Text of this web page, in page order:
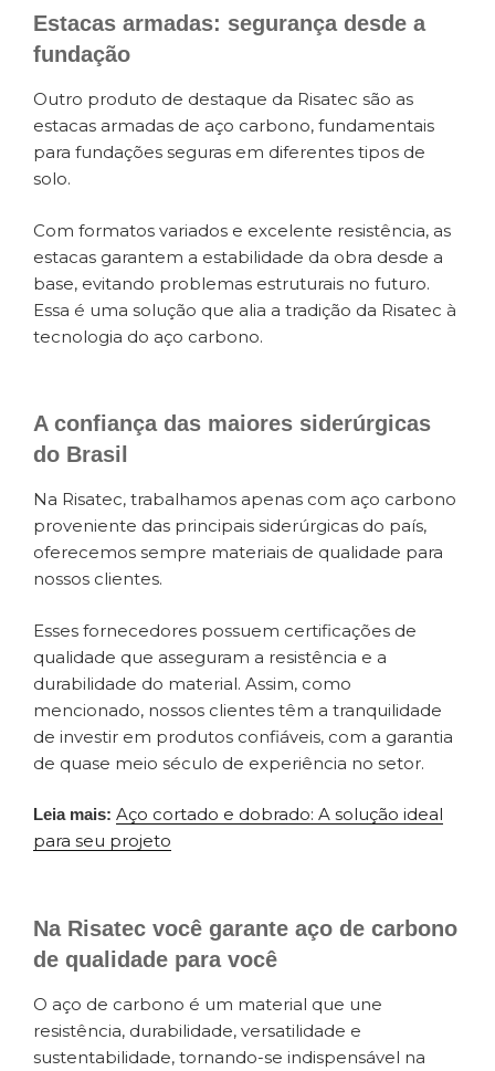
Estacas armadas: segurança desde a
fundação
Outro produto de destaque da Risatec são as
estacas armadas de aço carbono, fundamentais
para fundações seguras em diferentes tipos de
solo.
Com formatos variados e excelente resistência, as
estacas garantem a estabilidade da obra desde a
base, evitando problemas estruturais no futuro.
Essa é uma solução que alia a tradição da Risatec à
tecnologia do aço carbono.
A confiança das maiores siderúrgicas
do Brasil
Na Risatec, trabalhamos apenas com aço carbono
proveniente das principais siderúrgicas do país,
oferecemos sempre materiais de qualidade para
nossos clientes.
Esses fornecedores possuem certificações de
qualidade que asseguram a resistência e a
durabilidade do material. Assim, como
mencionado, nossos clientes têm a tranquilidade
de investir em produtos confiáveis, com a garantia
de quase meio século de experiência no setor.
Leia mais: Aço cortado e dobrado: A solução ideal
para seu projeto
Na Risatec você garante aço de carbono
de qualidade para você
O aço de carbono é um material que une
resistência, durabilidade, versatilidade e
sustentabilidade, tornando-se indispensável na